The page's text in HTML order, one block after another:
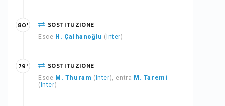
SOSTITUZIONE
Esce H. Çalhanoğlu ( Inter)
80'
SOSTITUZIONE
Esce M. Thuram ( Inter), entra M. Taremi
( Inter)
79'